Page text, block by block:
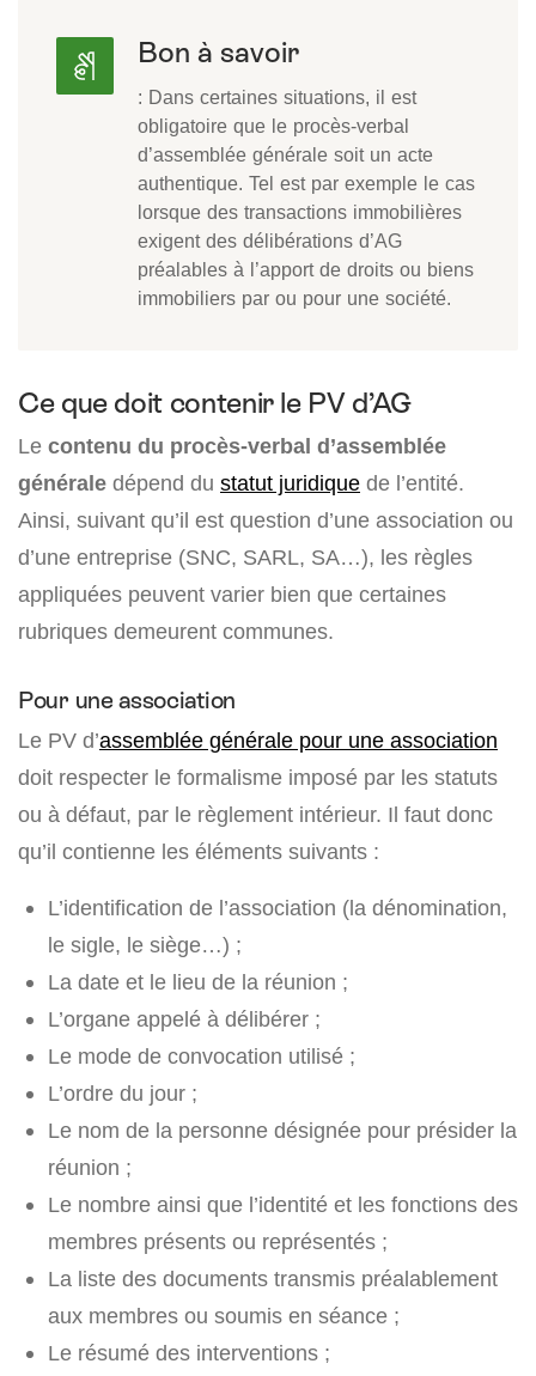
Bon à savoir
: Dans certaines situations, il est
obligatoire que le procès-verbal
d’assemblée générale soit un acte
authentique. Tel est par exemple le cas
lorsque des transactions immobilières
exigent des délibérations d’AG
préalables à l’apport de droits ou biens
immobiliers par ou pour une société.
Ce que doit contenir le PV d’AG
Le contenu du procès-verbal d’assemblée
générale dépend du statut juridique de l’entité.
Ainsi, suivant qu’il est question d’une association ou
d’une entreprise (SNC, SARL, SA…), les règles
appliquées peuvent varier bien que certaines
rubriques demeurent communes.
Pour une association
Le PV d’assemblée générale pour une association
doit respecter le formalisme imposé par les statuts
ou à défaut, par le règlement intérieur. Il faut donc
qu’il contienne les éléments suivants :
L’identification de l’association (la dénomination,
le sigle, le siège…) ;
La date et le lieu de la réunion ;
L’organe appelé à délibérer ;
Le mode de convocation utilisé ;
L’ordre du jour ;
Le nom de la personne désignée pour présider la
réunion ;
Le nombre ainsi que l’identité et les fonctions des
membres présents ou représentés ;
La liste des documents transmis préalablement
aux membres ou soumis en séance ;
Le résumé des interventions ;